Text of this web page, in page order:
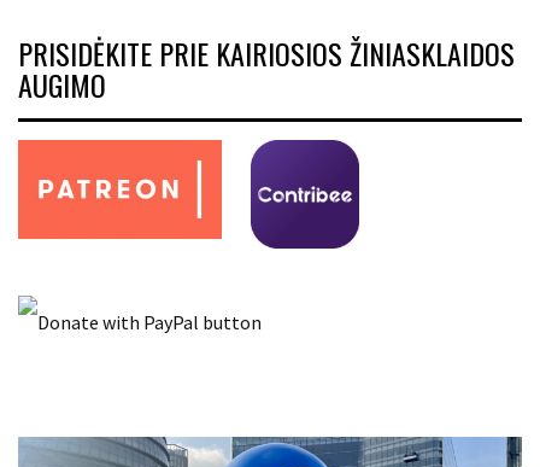
PRISIDĖKITE PRIE KAIRIOSIOS ŽINIASKLAIDOS
AUGIMO